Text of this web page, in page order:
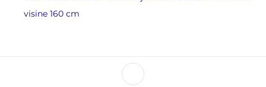
visine 160 cm